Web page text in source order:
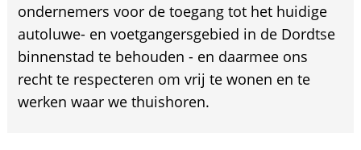
ondernemers voor de toegang tot het huidige
autoluwe- en voetgangersgebied in de Dordtse
binnenstad te behouden - en daarmee ons
recht te respecteren om vrij te wonen en te
werken waar we thuishoren.